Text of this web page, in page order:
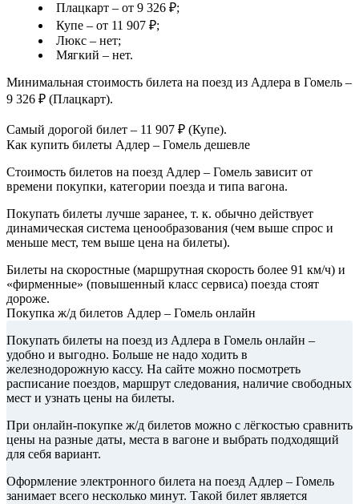
Плацкарт – от 9 326 ₽;
Купе – от 11 907 ₽;
Люкс – нет;
Мягкий – нет.
Минимальная стоимость билета на поезд из Адлера в Гомель –
9 326 ₽ (Плацкарт).
Самый дорогой билет – 11 907 ₽ (Купе).
Как купить билеты Адлер – Гомель дешевле
Стоимость билетов на поезд Адлер – Гомель зависит от
времени покупки, категории поезда и типа вагона.
Покупать билеты лучше заранее, т. к. обычно действует
динамическая система ценообразования (чем выше спрос и
меньше мест, тем выше цена на билеты).
Билеты на скоростные (маршрутная скорость более 91 км/ч) и
«фирменные» (повышенный класс сервиса) поезда стоят
дороже.
Покупка ж/д билетов Адлер – Гомель онлайн
Покупать билеты на поезд из Адлера в Гомель онлайн –
удобно и выгодно. Больше не надо ходить в
железнодорожную кассу. На сайте можно посмотреть
расписание поездов, маршрут следования, наличие свободных
мест и узнать цены на билеты.
При онлайн-покупке ж/д билетов можно с лёгкостью сравнить
цены на разные даты, места в вагоне и выбрать подходящий
для себя вариант.
Оформление электронного билета на поезд Адлер – Гомель
занимает всего несколько минут. Такой билет является